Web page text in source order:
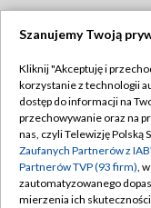
Abonament TVP
Emisja w TVP
Centrum
Szanujemy Twoją
Kliknij "Akceptuję i
korzystanie z technologii
dostęp do informacji na
przechowywanie oraz na
nas, czyli Telewizję Polską
Zaufanych Partnerów z
Partnerów TVP (93 firm),
zautomatyzowanego
mierzenia ich